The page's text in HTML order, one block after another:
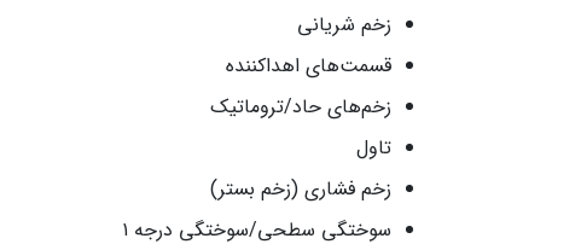
زخم شریانی
قسمت‌های اهداکننده
زخم‌های حاد/تروماتیک
تاول
زخم فشاری (زخم بستر)
سوختگی سطحی/سوختگی درجه ۱